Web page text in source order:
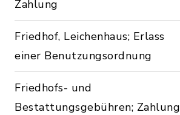
Zahlung
Friedhof, Leichenhaus; Erlass
einer Benutzungsordnung
Friedhofs- und
Bestattungsgebühren; Zahlung